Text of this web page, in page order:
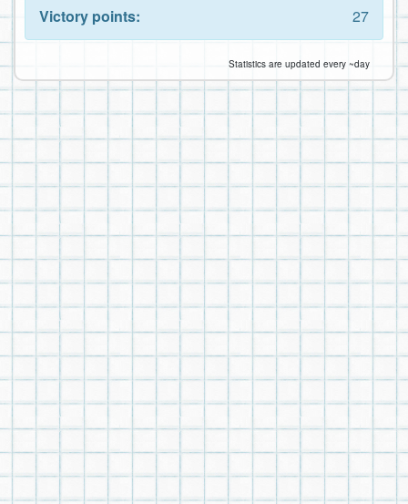
Victory points:
27
Statistics are updated every ~day